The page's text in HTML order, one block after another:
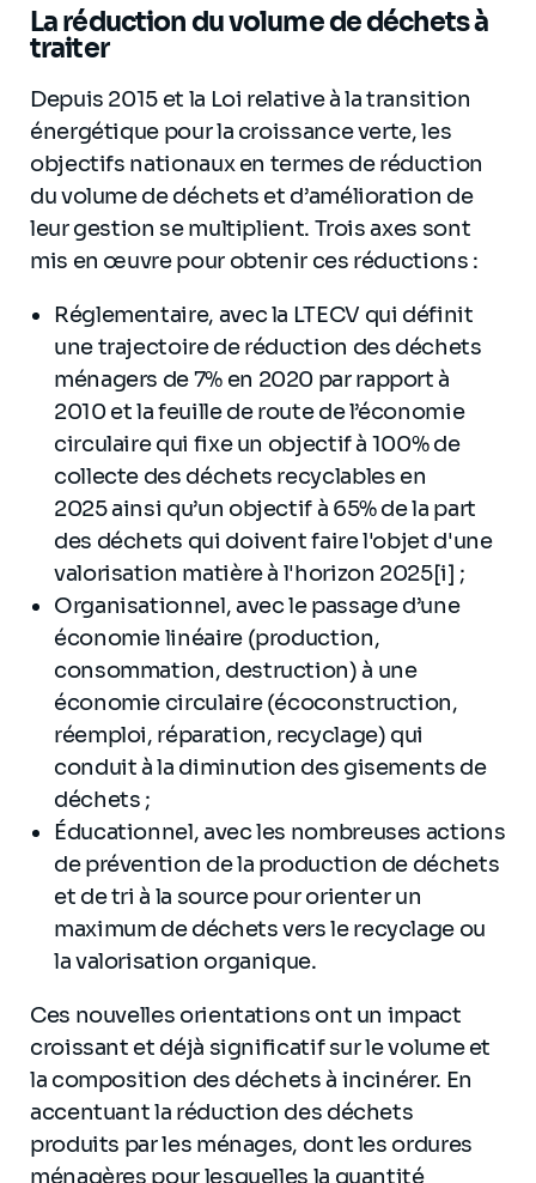
La réduction du volume de déchets à
traiter
Depuis 2015 et la Loi relative à la transition
énergétique pour la croissance verte, les
objectifs nationaux en termes de réduction
du volume de déchets et d’amélioration de
leur gestion se multiplient. Trois axes sont
mis en œuvre pour obtenir ces réductions :
Réglementaire, avec la LTECV qui définit
une trajectoire de réduction des déchets
ménagers de 7% en 2020 par rapport à
2010 et la feuille de route de l’économie
circulaire qui fixe un objectif à 100% de
collecte des déchets recyclables en
2025 ainsi qu’un objectif à 65% de la part
des déchets qui doivent faire l'objet d'une
valorisation matière à l'horizon 2025[i] ;
Organisationnel, avec le passage d’une
économie linéaire (production,
consommation, destruction) à une
économie circulaire (écoconstruction,
réemploi, réparation, recyclage) qui
conduit à la diminution des gisements de
déchets ;
Éducationnel, avec les nombreuses actions
de prévention de la production de déchets
et de tri à la source pour orienter un
maximum de déchets vers le recyclage ou
la valorisation organique.
Ces nouvelles orientations ont un impact
croissant et déjà significatif sur le volume et
la composition des déchets à incinérer. En
accentuant la réduction des déchets
produits par les ménages, dont les ordures
ménagères pour lesquelles la quantité